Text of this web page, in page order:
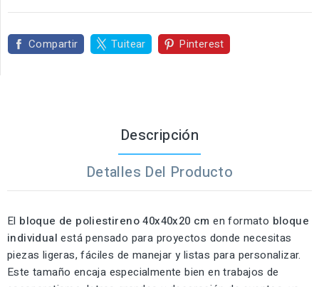
Compartir Tuitear Pinterest
Descripción
Detalles Del Producto
El bloque de poliestireno 40x40x20 cm en formato bloque
individual está pensado para proyectos donde necesitas
piezas ligeras, fáciles de manejar y listas para personalizar.
Este tamaño encaja especialmente bien en trabajos de